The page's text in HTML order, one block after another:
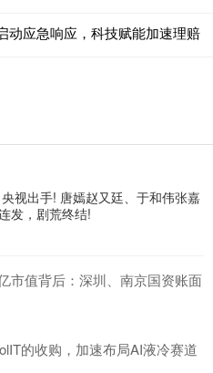
动应急响应，科技赋能加速理赔
视出手! 唐嫣赵又廷、于和伟张嘉
发，剧荒终结!
市值背后：深圳、南京国资账面
的收购，加速布局AI液冷赛道